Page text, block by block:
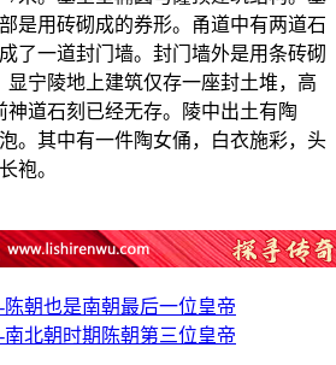
是用砖砌成的券形。甬道中有两道石
了一道封门墙。封门墙外是用条砖砌
显宁陵地上建筑仅存一座封土堆，高
神道石刻已经无存。陵中出土有陶
。其中有一件陶女俑，白衣施彩，头
袍。
陈朝也是南朝最后一位皇帝
南北朝时期陈朝第三位皇帝